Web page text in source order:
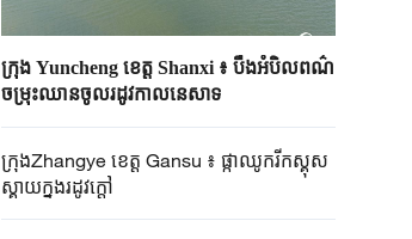
ក្រុង Yuncheng ខេត្ត Shanxi ៖ បឹង​អំបិល​ពណ៌​
ចម្រុះ​ឈាន​ចូល​រដូវកាល​នេសា​ទ
ក្រុងZhangye ខេត្ត Gansu ៖ ផ្កាឈូក​រីកស្គុស
ស្គាយក្នុង​រដូវ​ក្តៅ​